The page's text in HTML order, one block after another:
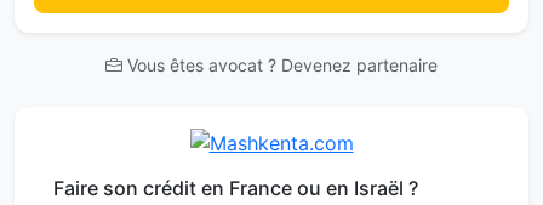
Vous êtes avocat ? Devenez partenaire
Faire son crédit en France ou en Israël ?